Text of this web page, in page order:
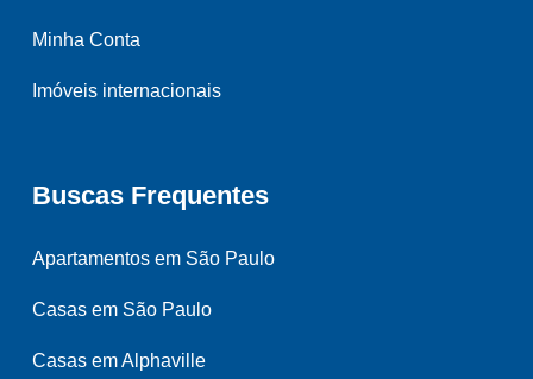
Minha Conta
Imóveis internacionais
Buscas Frequentes
Apartamentos em São Paulo
Casas em São Paulo
Casas em Alphaville